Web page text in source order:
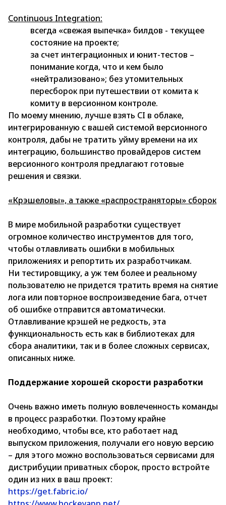
Continuous Integration:
всегда «свежая выпечка» билдов - текущее
состояние на проекте;
за счет интеграционных и юнит-тестов –
понимание когда, что и кем было
«нейтрализовано»; без утомительных
пересборок при путешествии от комита к
комиту в версионном контроле.
По моему мнению, лучше взять CI в облаке,
интегрированную с вашей системой версионного
контроля, дабы не тратить уйму времени на их
интеграцию, большинство провайдеров систем
версионного контроля предлагают готовые
решения и связки.
«Крэшеловы», а также «распространяторы» сборок
В мире мобильной разработки существует
огромное количество инструментов для того,
чтобы отлавливать ошибки в мобильных
приложениях и репортить их разработчикам.
Ни тестировщику, а уж тем более и реальному
пользователю не придется тратить время на снятие
лога или повторное воспроизведение бага, отчет
об ошибке отправится автоматически.
Отлавливание крэшей не редкость, эта
функциональность есть как в библиотеках для
сбора аналитики, так и в более сложных сервисах,
описанных ниже.
Поддержание хорошей скорости разработки
Очень важно иметь полную вовлеченность команды
в процесс разработки. Поэтому крайне
необходимо, чтобы все, кто работает над
выпуском приложения, получали его новую версию
– для этого можно воспользоваться сервисами для
дистрибуции приватных сборок, просто встройте
один из них в ваш проект:
https://get.fabric.io/